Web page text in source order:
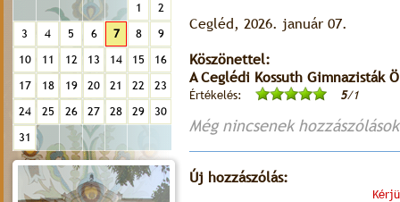
1
2
3
4 5 6 7 8
9
10
11 12 13 14 15
16
17
18 19 20 21 22
23
24
25 26 27 28 29
30
31
Cegléd, 2026. január 07.
Köszönettel:
A Ceglédi Kossuth Gimnazisták
Értékelés: 5/1
Még nincsenek hozzászólások
Új hozzászólás: